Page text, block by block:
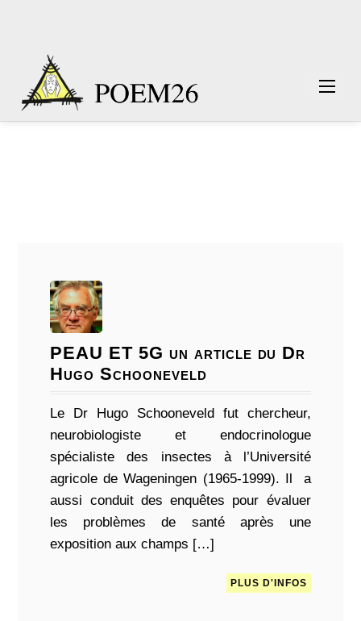
PEAU ET 5G un article du Dr
Hugo Schooneveld
Le Dr Hugo Schooneveld fut chercheur,
neurobiologiste et endocrinologue
spécialiste des insectes à l’Université
agricole de Wageningen (1965-1999). Il a
aussi conduit des enquêtes pour évaluer
les problèmes de santé après une
exposition aux champs […]
PLUS D'INFOS